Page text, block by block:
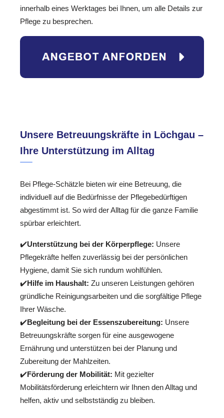
innerhalb eines Werktages bei Ihnen, um alle Details zur
Pflege zu besprechen.
Unsere Betreuungskräfte in Löchgau –
Ihre Unterstützung im Alltag
Bei Pflege-Schätzle bieten wir eine Betreuung, die
individuell auf die Bedürfnisse der Pflegebedürftigen
abgestimmt ist. So wird der Alltag für die ganze Familie
spürbar erleichtert.
✔️Unterstützung bei der Körperpflege: Unsere
Pflegekräfte helfen zuverlässig bei der persönlichen
Hygiene, damit Sie sich rundum wohlfühlen.
✔️Hilfe im Haushalt: Zu unseren Leistungen gehören
gründliche Reinigungsarbeiten und die sorgfältige Pflege
Ihrer Wäsche.
✔️Begleitung bei der Essenszubereitung: Unsere
Betreuungskräfte sorgen für eine ausgewogene
Ernährung und unterstützen bei der Planung und
Zubereitung der Mahlzeiten.
✔️Förderung der Mobilität: Mit gezielter
Mobilitätsförderung erleichtern wir Ihnen den Alltag und
helfen, aktiv und selbstständig zu bleiben.